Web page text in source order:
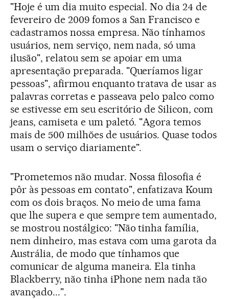
"Hoje é um dia muito especial. No dia 24 de
fevereiro de 2009 fomos a San Francisco e
cadastramos nossa empresa. Não tínhamos
usuários, nem serviço, nem nada, só uma
ilusão", relatou sem se apoiar em uma
apresentação preparada. "Queríamos ligar
pessoas", afirmou enquanto tratava de usar as
palavras corretas e passeava pelo palco como
se estivesse em seu escritório de Silicon, com
jeans, camiseta e um paletó. "Agora temos
mais de 500 milhões de usuários. Quase todos
usam o serviço diariamente".
"Prometemos não mudar. Nossa filosofia é
pôr às pessoas em contato", enfatizava Koum
com os dois braços. No meio de uma fama
que lhe supera e que sempre tem aumentado,
se mostrou nostálgico: "Não tinha família,
nem dinheiro, mas estava com uma garota da
Austrália, de modo que tínhamos que
comunicar de alguma maneira. Ela tinha
Blackberry, não tinha iPhone nem nada tão
avançado...".